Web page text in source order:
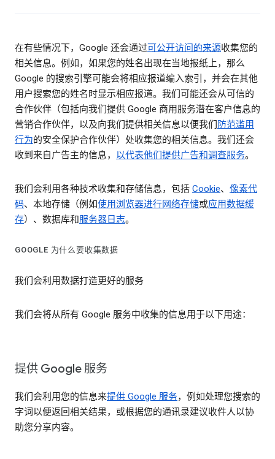
在有些情况下，Google 还会通过可公开访问的来源收集您的
相关信息。例如，如果您的姓名出现在当地报纸上，那么
Google 的搜索引擎可能会将相应报道编入索引，并会在其他
用户搜索您的姓名时显示相应报道。我们可能还会从可信的
合作伙伴（包括向我们提供 Google 商用服务潜在客户信息的
营销合作伙伴，以及向我们提供相关信息以便我们 防范滥用
行为的安全保护合作伙伴）处收集您的相关信息。我们还会
收到来自广告主的信息， 以代表他们提供广告和调查服务。
我们会利用各种技术收集和存储信息，包括 Cookie、 像素代
码、本地存储（例如使用浏览器进行网络存储或应用数据缓
存）、数据库和服务器日志。
GOOGLE 为什么要收集数据
我们会利用数据打造更好的服务
我们会将从所有 Google 服务中收集的信息用于以下用途：
提供 Google 服务
我们会利用您的信息来提供 Google 服务，例如处理您搜索的
字词以便返回相关结果，或根据您的通讯录建议收件人以协
助您分享内容。